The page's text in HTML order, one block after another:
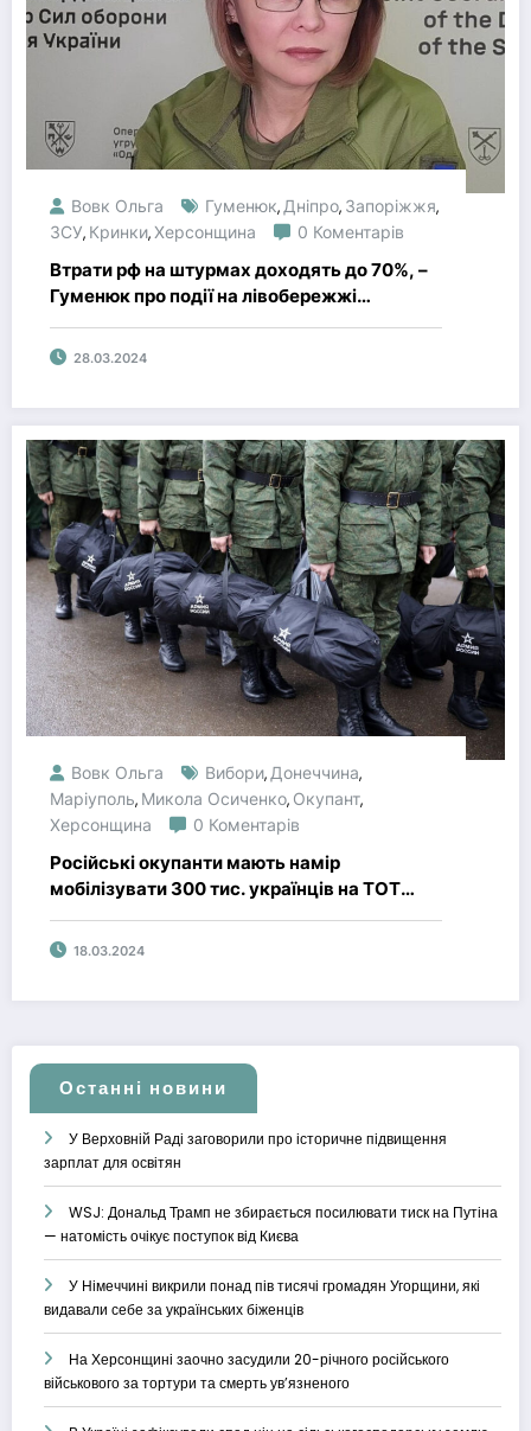
Вовк Ольга Гуменюк, Дніпро, Запоріжжя,
ЗСУ, Кринки,Херсонщина 0 Коментарів
Втрати рф на штурмах доходять до 70%, –
Гуменюк про події на лівобережжі
Херсонщини
28.03.2024
Вовк Ольга Вибори, Донеччина,
Маріуполь, Микола Осиченко, Окупант,
Херсонщина
0 Коментарів
Російські окупанти мають намір
мобілізувати 300 тис. українців на ТОТ
після псевдовиборів
18.03.2024
Останні новини
У Верховній Раді заговорили про історичне підвищення
зарплат для освітян
WSJ: Дональд Трамп не збирається посилювати тиск на Путіна
— натомість очікує поступок від Києва
У Німеччині викрили понад пів тисячі громадян Угорщини, які
видавали себе за українських біженців
На Херсонщині заочно засудили 20-річного російського
військового за тортури та смерть ув’язненого